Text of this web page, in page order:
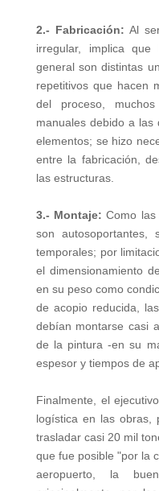
2.- Fabricación: Al
irregular, implica
general son distintas
repetitivos que hacen
del proceso,
manuales debido a
elementos; se hizo
entre la fabricación,
las estructuras.
3.- Montaje: Como las
son autosoportantes,
temporales; por
el dimensionamiento
en su peso como
de acopio reducida,
debían montarse casi
de la pintura -en su
espesor y tiempos de
Finalmente, el
logística en las obras,
trasladar casi 20 mil
que fue posible "por la
aeropuerto, la